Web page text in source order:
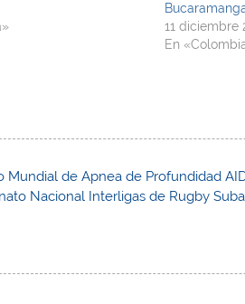
11 diciembre
En
Mundial de Apnea de Profundidad
Nacional Interligas de Rugby